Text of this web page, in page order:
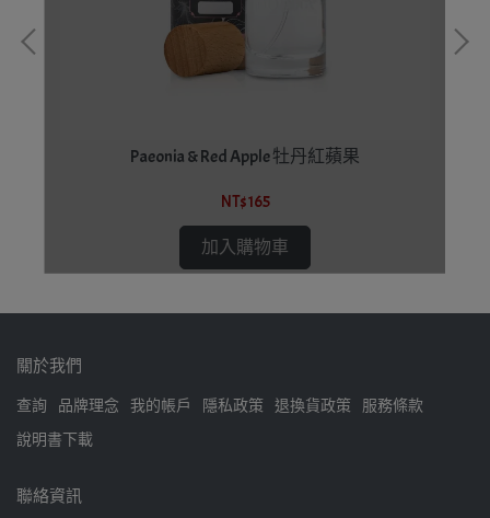
Paeonia & Red Apple 牡丹紅蘋果
NT$165
加入購物車
關於我們
查詢 品牌理念 我的帳戶 隱私政策 退換貨政策
服務條款
說明書下載
聯絡資訊